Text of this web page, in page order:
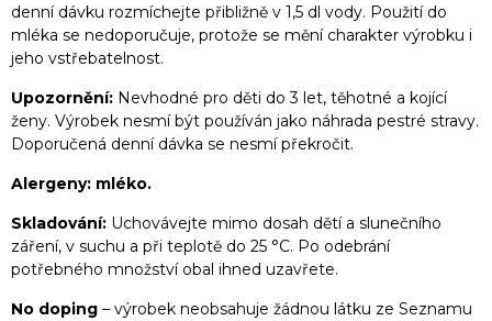
denní dávku rozmíchejte přibližně v 1,5 dl vody. Použití do
mléka se nedoporučuje, protože se mění charakter výrobku i
jeho vstřebatelnost.
Upozornění: Nevhodné pro děti do 3 let, těhotné a kojící
ženy. Výrobek nesmí být používán jako náhrada pestré stravy.
Doporučená denní dávka se nesmí překročit.
Alergeny: mléko.
Skladování: Uchovávejte mimo dosah dětí a slunečního
záření, v suchu a při teplotě do 25 °C. Po odebrání
potřebného množství obal ihned uzavřete.
No doping – výrobek neobsahuje žádnou látku ze Seznamu